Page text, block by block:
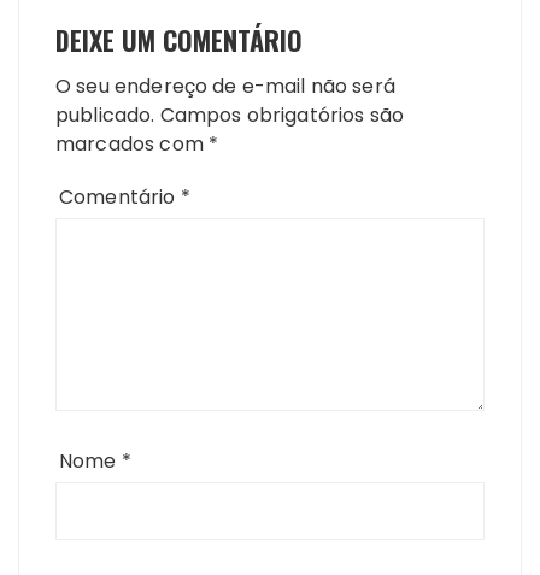
DEIXE UM COMENTÁRIO
O seu endereço de e-mail não será
publicado. Campos obrigatórios são
marcados com *
Comentário *
Nome *